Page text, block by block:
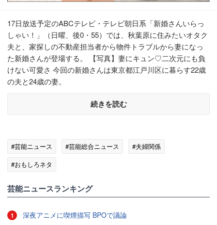
17日放送予定のABCテレビ・テレビ朝日系「新婚さんいらっ
しゃい！」（日曜、後0・55）では、秋葉原に住みたいオタク
夫と、家探しの不動産担当者から物件トラブルから妻になっ
た新婚さんが登場する。 【写真】妻にキュン♡二次元にも負
けない可愛さ 今回の新婚さんは東京都江戸川区に暮らす22歳
の夫と24歳の妻。
続きを読む
#芸能ニュース #芸能総合ニュース
#夫婦関係
#おもしろネタ
芸能ニュースランキング
1 深夜アニメに喫煙描写 BPOで議論